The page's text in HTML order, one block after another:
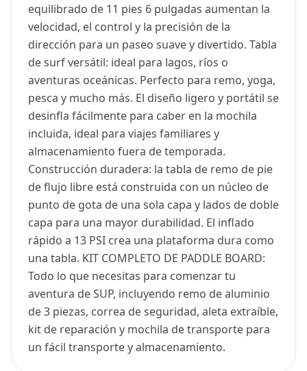
equilibrado de 11 pies 6 pulgadas aumentan la
velocidad, el control y la precisión de la
dirección para un paseo suave y divertido. Tabla
de surf versátil: ideal para lagos, ríos o
aventuras oceánicas. Perfecto para remo, yoga,
pesca y mucho más. El diseño ligero y portátil se
desinfla fácilmente para caber en la mochila
incluida, ideal para viajes familiares y
almacenamiento fuera de temporada.
Construcción duradera: la tabla de remo de pie
de flujo libre está construida con un núcleo de
punto de gota de una sola capa y lados de doble
capa para una mayor durabilidad. El inflado
rápido a 13 PSI crea una plataforma dura como
una tabla. KIT COMPLETO DE PADDLE BOARD:
Todo lo que necesitas para comenzar tu
aventura de SUP, incluyendo remo de aluminio
de 3 piezas, correa de seguridad, aleta extraíble,
kit de reparación y mochila de transporte para
un fácil transporte y almacenamiento.